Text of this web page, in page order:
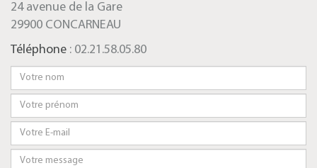
24 avenue de la Gare
29900 CONCARNEAU
Téléphone : 02.21.58.05.80